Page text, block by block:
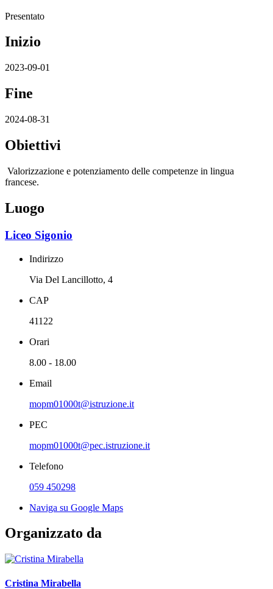
Presentato
Inizio
2023-09-01
Fine
2024-08-31
Obiettivi
Valorizzazione e potenziamento delle competenze in lingua
francese.
Luogo
Liceo Sigonio
Indirizzo
Via Del Lancillotto, 4
CAP
41122
Orari
8.00 - 18.00
Email
mopm01000t@istruzione.it
PEC
mopm01000t@pec.istruzione.it
Telefono
059 450298
Naviga su Google Maps
Organizzato da
Cristina Mirabella